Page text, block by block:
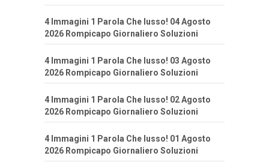
4 Immagini 1 Parola Che lusso! 04 Agosto
2026 Rompicapo Giornaliero Soluzioni
4 Immagini 1 Parola Che lusso! 03 Agosto
2026 Rompicapo Giornaliero Soluzioni
4 Immagini 1 Parola Che lusso! 02 Agosto
2026 Rompicapo Giornaliero Soluzioni
4 Immagini 1 Parola Che lusso! 01 Agosto
2026 Rompicapo Giornaliero Soluzioni